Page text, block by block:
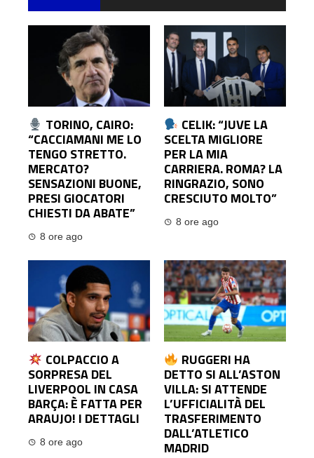
TORINO, CAIRO:
“CACCIAMANI ME LO
TENGO STRETTO.
MERCATO?
SENSAZIONI BUONE,
PRESI GIOCATORI
CHIESTI DA ABATE”
8 ore ago
CELIK: “JUVE LA
SCELTA MIGLIORE
PER LA MIA
CARRIERA. ROMA? LA
RINGRAZIO, SONO
CRESCIUTO MOLTO”
8 ore ago
COLPACCIO A
SORPRESA DEL
LIVERPOOL IN CASA
BARÇA: È FATTA PER
ARAUJO! I DETTAGLI
8 ore ago
RUGGERI HA
DETTO SI ALL’ASTON
VILLA: SI ATTENDE
L’UFFICIALITÀ DEL
TRASFERIMENTO
DALL’ATLETICO
MADRID